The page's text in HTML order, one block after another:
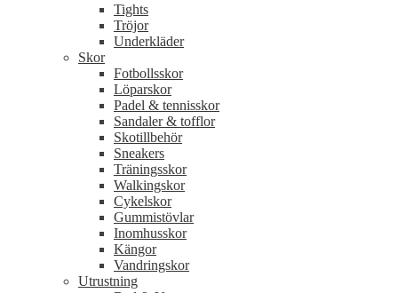
Tights
Tröjor
Underkläder
Skor
Fotbollsskor
Löparskor
Padel & tennisskor
Sandaler & tofflor
Skotillbehör
Sneakers
Träningsskor
Walkingskor
Cykelskor
Gummistövlar
Inomhusskor
Kängor
Vandringskor
Utrustning